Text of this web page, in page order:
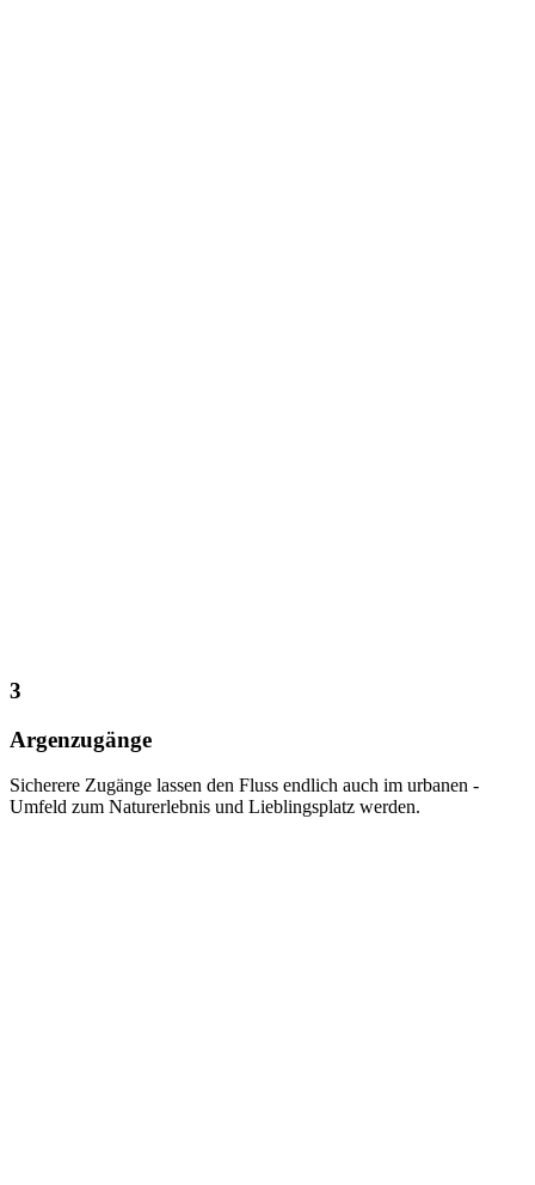
3
Argenzugänge
Sicherere Zugänge lassen den Fluss endlich auch im urbanen ­
Umfeld zum Naturerlebnis und Lieblingsplatz ­werden.